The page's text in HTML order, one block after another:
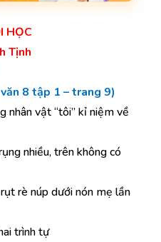
HỌC
Tịnh
8 tập 1 – trang 9)
nhân vật “tôi” kỉ niệm về
nhiều, trên không có
rè núp dưới nón mẹ lần
trình tự